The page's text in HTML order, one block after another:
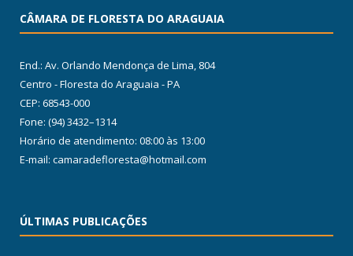
CÂMARA DE FLORESTA DO ARAGUAIA
End.: Av. Orlando Mendonça de Lima, 804
Centro - Floresta do Araguaia - PA
CEP: 68543-000
Fone: (94) 3432–1314
Horário de atendimento: 08:00 às 13:00
E-mail: camaradefloresta@hotmail.com
ÚLTIMAS PUBLICAÇÕES